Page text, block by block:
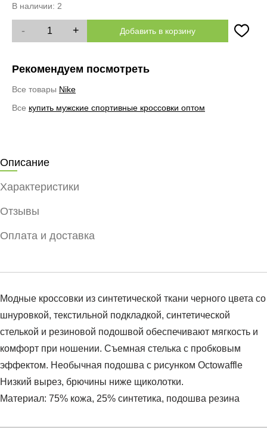
В наличии: 2
- + Добавить в корзину
Рекомендуем посмотреть
Все товары Nike
Все купить мужские спортивные кроссовки оптом
Описание
Характеристики
Отзывы
Оплата и доставка
Модные кроссовки из синтетической ткани черного цвета со
шнуровкой, текстильной подкладкой, синтетической
стелькой и резиновой подошвой обеспечивают мягкость и
комфорт при ношении. Съемная стелька с пробковым
эффектом. Необычная подошва с рисунком Octowaffle
Низкий вырез, брючины ниже щиколотки.
Материал: 75% кожа, 25% синтетика, подошва резина
Артикул:DB3017-001
Условия оплаты